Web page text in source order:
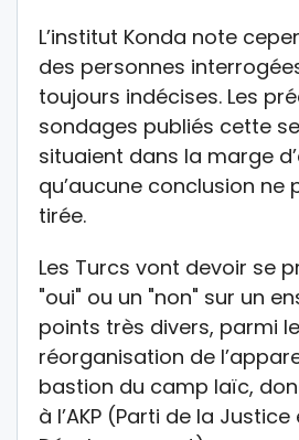
L’institut Konda note
des personnes
toujours indécises. Les
sondages publiés cette
situaient dans la marge
qu’aucune conclusion ne
tirée.
Les Turcs vont devoir se
"oui" ou un "non" sur un
points très divers, parmi
réorganisation de
bastion du camp laïc,
à l’AKP (Parti de la Justice